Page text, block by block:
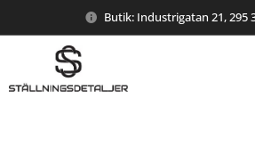
Butik: Industrigatan 21, 295